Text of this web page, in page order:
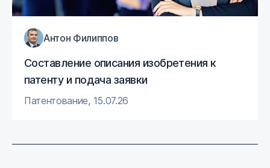
Составление описания изобретения к
патенту и подача заявки
Антон Филиппов
Патентование, 15.07.26